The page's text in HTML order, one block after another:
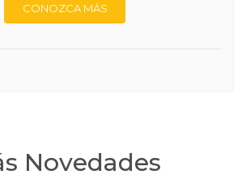
CONOZCA MÁS
Novedades